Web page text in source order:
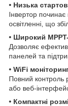
• Низька
Інвертор
освітленні, що
• Широкий
Дозволяє
панелей та
• WiFi
Повний контроль
або веб-
• Компактні